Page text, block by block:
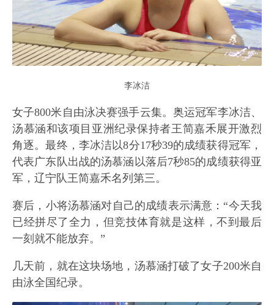
李冰洁
女子800米自由泳决赛强手云集。奥运冠军李冰洁、
汤慕涵和该项目亚洲纪录保持者王简嘉禾展开激烈
角逐。最终，李冰洁以8分17秒39的成绩获得冠军，
代表广东队出战的汤慕涵以落后7秒85的成绩获得亚
军，辽宁队王简嘉禾名列第三。
赛后，小将汤慕涵对自己的成绩表示满意：“今天我
已经拼尽了全力，但竞技体育就是这样，不到最后
一刻就不能放弃。”
几天前，就在这块场地，汤慕涵打破了女子200米自
由泳全国纪录。